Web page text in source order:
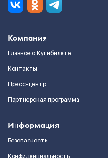
Компания
Главное о Купибилете
Контакты
Пресс-центр
Партнерская программа
Информация
Безопасность
Конфиденциальность